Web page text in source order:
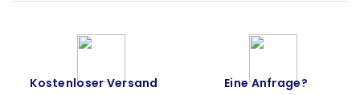
Kostenloser Versand
Eine Anfrage?